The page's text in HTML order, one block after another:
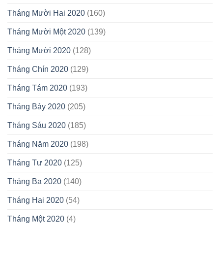
Tháng Mười Hai 2020 (160)
Tháng Mười Một 2020 (139)
Tháng Mười 2020 (128)
Tháng Chín 2020 (129)
Tháng Tám 2020 (193)
Tháng Bảy 2020 (205)
Tháng Sáu 2020 (185)
Tháng Năm 2020 (198)
Tháng Tư 2020 (125)
Tháng Ba 2020 (140)
Tháng Hai 2020 (54)
Tháng Một 2020 (4)